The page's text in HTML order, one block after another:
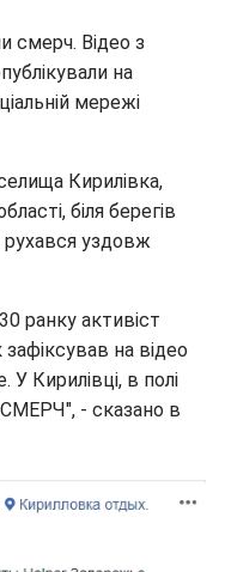
смерч. Відео з
на
мережі
Кирилівка,
біля берегів
уздовж
ранку активіст
на відео
Кирилівці, в полі
СМЕРЧ", - сказано в